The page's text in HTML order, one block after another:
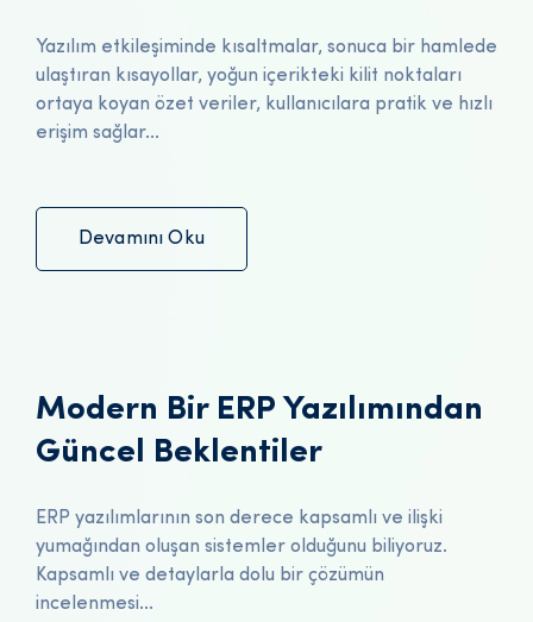
Yazılım etkileşiminde kısaltmalar, sonuca bir hamlede
ulaştıran kısayollar, yoğun içerikteki kilit noktaları
ortaya koyan özet veriler, kullanıcılara pratik ve hızlı
erişim sağlar...
Devamını Oku
Modern Bir ERP Yazılımından
Güncel Beklentiler
ERP yazılımlarının son derece kapsamlı ve ilişki
yumağından oluşan sistemler olduğunu biliyoruz.
Kapsamlı ve detaylarla dolu bir çözümün
incelenmesi...